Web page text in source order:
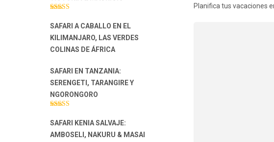
Navegación
Planifica tus vacaciones
5.00de 5
SAFARI A CABALLO EN EL
KILIMANJARO, LAS VERDES
COLINAS DE ÁFRICA
SAFARI EN TANZANIA:
SERENGETI, TARANGIRE Y
NGORONGORO
5.00de 5
SAFARI KENIA SALVAJE:
AMBOSELI, NAKURU & MASAI